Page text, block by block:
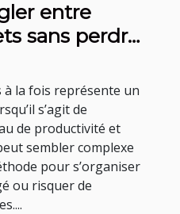
entre
sans perdre
la fois représente un
s’agit de
de productivité et
sembler complexe
pour s’organiser
ou risquer de